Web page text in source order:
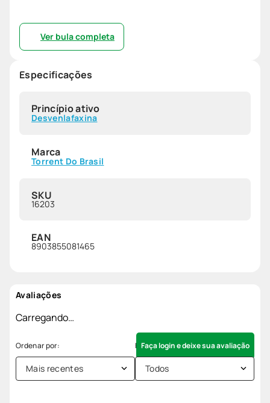
Ver bula completa
Especificações
Princípio ativo
Desvenlafaxina
Marca
Torrent Do Brasil
SKU
16203
EAN
8903855081465
Avaliações
Carregando…
Faça login e deixe sua avaliação
Mais recentes Todos